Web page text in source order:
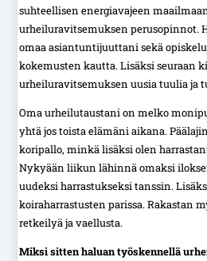
suhteellisen energiavajeen
urheiluravitsemuksen perusopinnot.
omaa asiantuntijuuttani sekä
kokemusten kautta. Lisäksi seuraan
urheiluravitsemuksen uusia tuulia ja
Oma urheilutaustani on melko
yhtä jos toista elämäni aikana.
koripallo, minkä lisäksi olen
Nykyään liikun lähinnä omaksi
uudeksi harrastukseksi tanssin.
koiraharrastusten parissa. Rakastan
retkeilyä ja vaellusta.
Miksi sitten haluan työskennellä